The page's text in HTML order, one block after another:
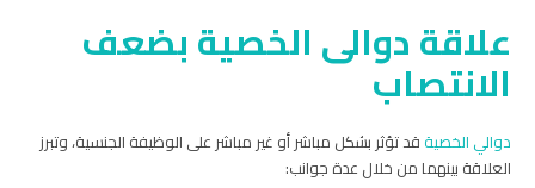
علاقة دوالى الخصية بضعف
الانتصاب
دوالي الخصية قد تؤثر بشكل مباشر أو غير مباشر على الوظيفة الجنسية، وتبرز
العلاقة بينهما من خلال عدة جوانب: